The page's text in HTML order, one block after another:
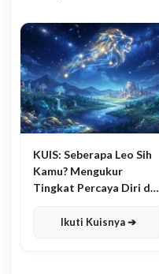
KUIS: Seberapa Leo Sih
Kamu? Mengukur
Tingkat Percaya Diri dan
Ikuti Kuisnya ➔